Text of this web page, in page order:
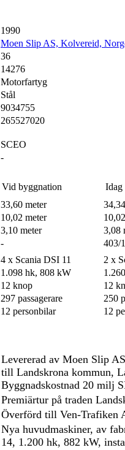
1990
Moen Slip AS, Kolvereid,
36
14276
Motorfartyg
Stål
9034755
265527020
SCEO
-
Vid byggnation
Idag
33,60 meter
10,02 meter
3,10 meter
3,08
-
403/
4 x Scania DSI 11
2 x
1.098 hk, 808 kW
12 knop
12
297 passagerare
250
12 personbilar
12
Levererad av Moen Slip
till Landskrona kommun,
Byggnadskostnad 20 milj
Premiärtur på traden
Överförd till Ven-Trafiken
Nya huvudmaskiner, av
14, 1.200 hk, 882 kW,